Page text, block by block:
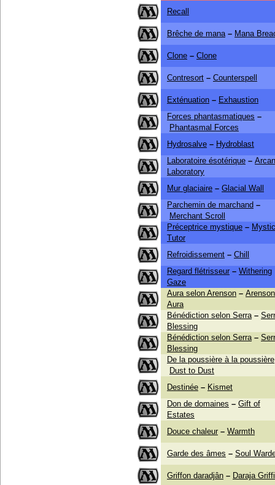
Recall
Brêche de mana– Mana
Clone – Clone
Contresort – Counterspell
Exténuation – Exhaustion
Forces phantasmatiques –
Phantasmal Forces
Hydrosalve – Hydroblast
Laboratoire ésotérique –
Laboratory
Mur glaciaire – Glacial Wall
Parchemin de marchand –
Merchant Scroll
Préceptrice mystique –
Tutor
Refroidissement – Chill
Regard flétrisseur– Withering
Gaze
Aura selon Arenson –
Aura
Bénédiction selon Serra–
Blessing
Bénédiction selon Serra–
Blessing
De la poussière à la poussière
Dust to Dust
Destinée – Kismet
Don de domaines – Gift of
Estates
Douce chaleur – Warmth
Garde des âmes – Soul
Griffon daradjân – Daraja